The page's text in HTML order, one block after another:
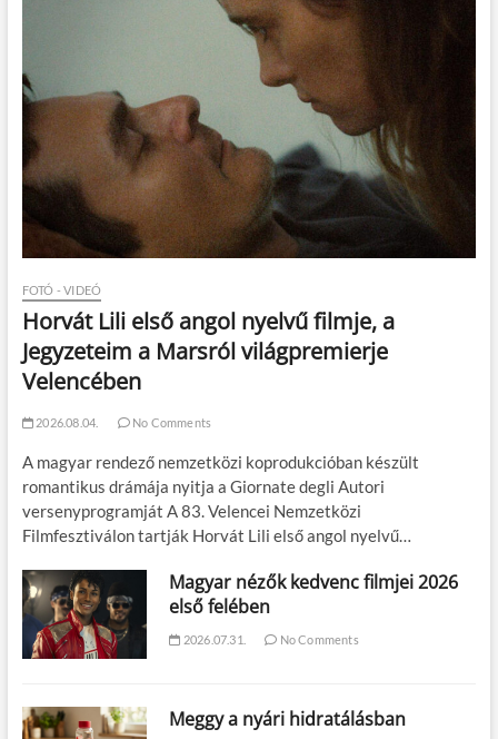
FOTÓ - VIDEÓ
Horvát Lili első angol nyelvű filmje, a
Jegyzeteim a Marsról világpremierje
Velencében
2026.08.04. No Comments
A magyar rendező nemzetközi koprodukcióban készült
romantikus drámája nyitja a Giornate degli Autori
versenyprogramját A 83. Velencei Nemzetközi
Filmfesztiválon tartják Horvát Lili első angol nyelvű…
Magyar nézők kedvenc filmjei 2026
első felében
2026.07.31. No Comments
Meggy a nyári hidratálásban